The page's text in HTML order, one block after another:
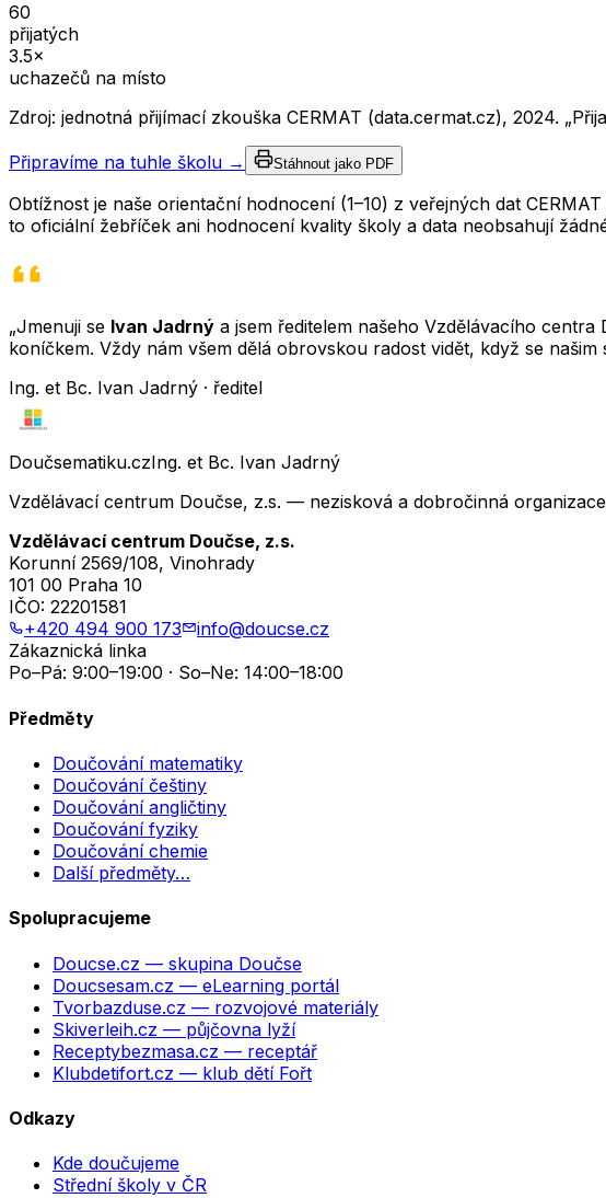
60
přijatých
3.5×
uchazečů na místo
Zdroj: jednotná přijímací zkouška CERMAT (data.cermat.cz), 2024.
Připravíme na tuhle školu → Stáhnout jako PDF
Obtížnost je naše orientační hodnocení (1–10) z veřejných dat
to oficiální žebříček ani hodnocení kvality školy a data neobsahují
„Jmenuji se Ivan Jadrný a jsem ředitelem našeho Vzdělávacího
koníčkem. Vždy nám všem dělá obrovskou radost vidět, když se našim
Ing. et Bc. Ivan Jadrný · ředitel
Doučsematiku.czIng. et Bc. Ivan Jadrný
Vzdělávací centrum Doučse, z.s. — nezisková a dobročinná
Vzdělávací centrum Doučse, z.s.
Korunní 2569/108, Vinohrady
101 00 Praha 10
IČO: 22201581
+420 494 900 173
info@doucse.cz
Zákaznická linka
Po–Pá: 9:00–19:00 · So–Ne: 14:00–18:00
Předměty
Doučování matematiky
Doučování češtiny
Doučování angličtiny
Doučování fyziky
Doučování chemie
Další předměty…
Spolupracujeme
Doucse.cz — skupina Doučse
Doucsesam.cz — eLearning portál
Tvorbazduse.cz — rozvojové materiály
Skiverleih.cz — půjčovna lyží
Receptybezmasa.cz — receptář
Klubdetifort.cz — klub dětí Fořt
Odkazy
Kde doučujeme
Střední školy v ČR